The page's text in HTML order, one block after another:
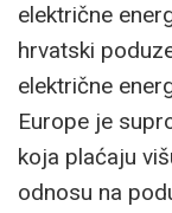
električne
hrvatski
električne
Europe je
koja plaćaju
odnosu na